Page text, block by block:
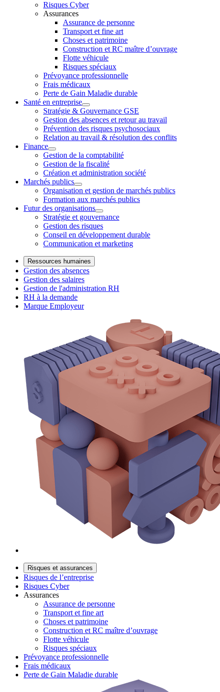
Risques Cyber
Assurances
Assurance de personne
Transport et fine art
Choses et patrimoine
Construction et RC maître d’ouvrage
Flotte véhicule
Risques spéciaux
Prévoyance professionnelle
Frais médicaux
Perte de Gain Maladie durable
Santé en entreprise
Stratégie & Gouvernance GSE
Gestion des absences et retour au travail
Prévention des risques psychosociaux
Relation au travail & résolution des conflits
Finance
Gestion de la comptabilité
Gestion de la fiscalité
Création et administration société
Marchés publics
Organisation et gestion de marchés publics
Formation aux marchés publics
Futur des organisations
Stratégie et gouvernance
Gestion des risques
Conseil en développement durable
Communication et marketing
Ressources humaines
Gestion des absences
Gestion des salaires
Gestion de l'administration RH
RH à la demande
Marque Employeur
Risques et assurances
Risques de l’entreprise
Risques Cyber
Assurances
Assurance de personne
Transport et fine art
Choses et patrimoine
Construction et RC maître d’ouvrage
Flotte véhicule
Risques spéciaux
Prévoyance professionnelle
Frais médicaux
Perte de Gain Maladie durable